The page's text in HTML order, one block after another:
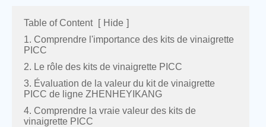
Table of Content [ Hide ]
1. Comprendre l'importance des kits de vinaigrette
PICC
2. Le rôle des kits de vinaigrette PICC
3. Évaluation de la valeur du kit de vinaigrette
PICC de ligne ZHENHEYIKANG
4. Comprendre la vraie valeur des kits de
vinaigrette PICC